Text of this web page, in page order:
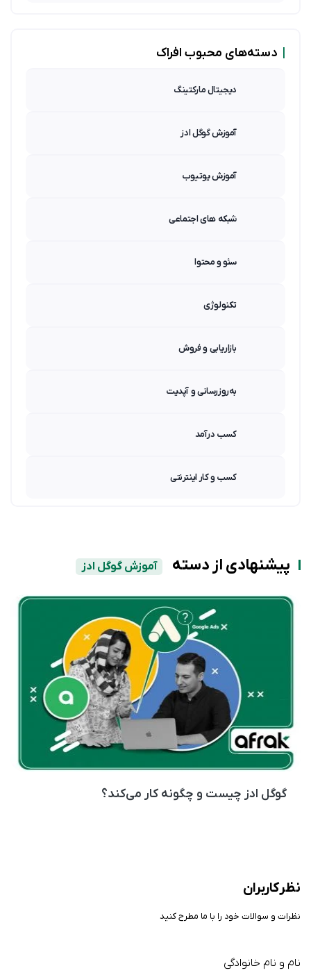
دسته‌های محبوب افراک
دیجیتال مارکتینگ
آموزش گوگل ادز
آموزش یوتیوب
شبکه های اجتماعی
سئو و محتوا
تکنولوژی
بازاریابی و فروش
به‌روزرسانی و آپدیت
کسب درآمد
کسب و کار اینترنتی
پیشنهادی از دسته آموزش گوگل ادز
گوگل ادز چیست و چگونه کار می‌کند؟
نظر کاربران
نظرات و سوالات خود را با ما مطرح کنید
نام و نام خانوادگی